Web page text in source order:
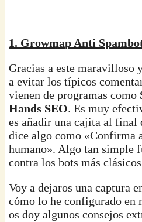
1. Growmap Anti
Gracias a este maravilloso
a evitar los típicos
vienen de programas como
Hands SEO. Es muy
es añadir una cajita al final
dice algo como «Confirma
humano». Algo tan simple
contra los bots más
Voy a dejaros una captura
cómo lo he configurado en
os doy algunos consejos